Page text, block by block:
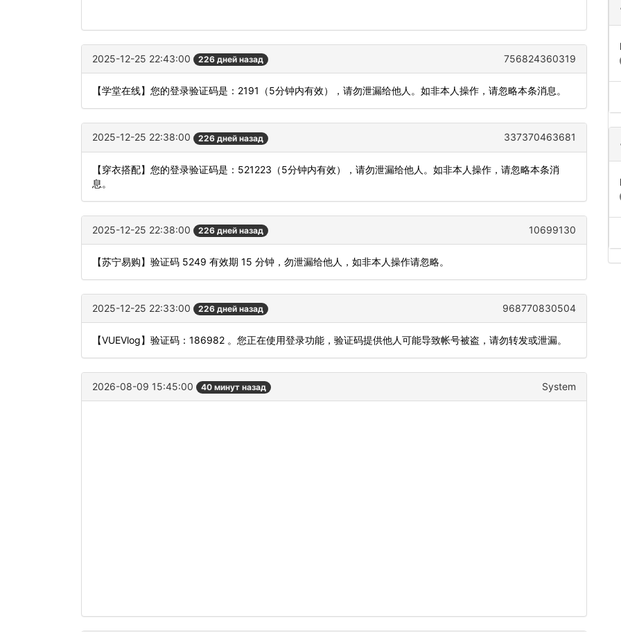
2025-12-25 22:43:00 226 дней назад 756824360319
【学堂在线】您的登录验证码是：2191（5分钟内有效），请勿泄漏给他人。如非本人操作，请忽略本条消息。
2025-12-25 22:38:00 226 дней назад 337370463681
【穿衣搭配】您的登录验证码是：521223（5分钟内有效），请勿泄漏给他人。如非本人操作，请忽略本条消
息。
2025-12-25 22:38:00 226 дней назад 10699130
【苏宁易购】验证码 5249 有效期 15 分钟，勿泄漏给他人，如非本人操作请忽略。
2025-12-25 22:33:00 226 дней назад 968770830504
【VUEVlog】验证码：186982 。您正在使用登录功能，验证码提供他人可能导致帐号被盗，请勿转发或泄漏。
2026-08-09 15:45:00 40 минут назад System